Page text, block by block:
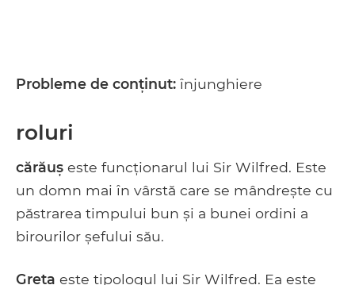
Probleme de conținut: înjunghiere
roluri
cărăuș este funcționarul lui Sir Wilfred. Este
un domn mai în vârstă care se mândrește cu
păstrarea timpului bun și a bunei ordini a
birourilor șefului său.
Greta este tipologul lui Sir Wilfred. Ea este